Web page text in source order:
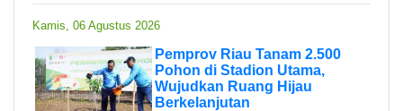
Kamis, 06 Agustus 2026
Pemprov Riau Tanam 2.500
Pohon di Stadion Utama,
Wujudkan Ruang Hijau
Berkelanjutan